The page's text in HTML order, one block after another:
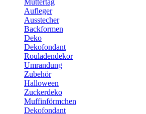
Muttertag
Aufleger
Ausstecher
Backformen
Deko
Dekofondant
Rouladendekor
Umrandung
Zubehör
Halloween
Zuckerdeko
Muffinförmchen
Dekofondant